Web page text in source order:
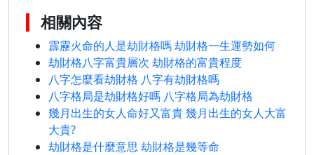
相關內容
霹靂火命的人是劫財格嗎 劫財格一生運勢如何
劫財格八字富貴層次 劫財格的富貴程度
八字怎麼看劫財格 八字有劫財格嗎
八字格局是劫財格好嗎 八字格局為劫財格
幾月出生的女人命好又富貴 幾月出生的女人大富
大貴?
劫財格是什麼意思 劫財格是幾等命